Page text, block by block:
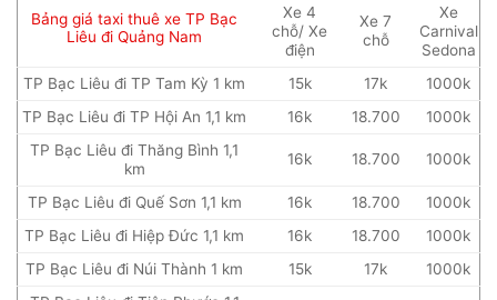
Bảng giá taxi thuê xe TP Bạc
Liêu đi Quảng Nam
Xe 4
chỗ/ Xe
điện
Xe 7
chỗ
Xe
Carnival
Sedona
TP Bạc Liêu đi TP Tam Kỳ 1 km
15k 17k
1000k
TP Bạc Liêu đi TP Hội An 1,1 km
16k 18.700
1000k
TP Bạc Liêu đi Thăng Bình 1,1
km
16k 18.700 1000k
TP Bạc Liêu đi Quế Sơn 1,1 km 16k 18.700
1000k
TP Bạc Liêu đi Hiệp Đức 1,1 km
16k 18.700
1000k
TP Bạc Liêu đi Núi Thành 1 km
15k 17k
1000k